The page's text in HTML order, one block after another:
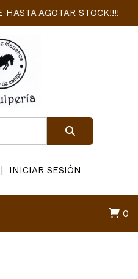
AGOTAR STOCK!!!!
INICIAR SESIÓN
0